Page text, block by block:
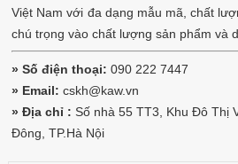
Việt Nam với đa dạng mẫu mã, chất
chú trọng vào chất lượng sản phẩm và
» Số điện thoại: 090 222 7447
» Email: cskh@kaw.vn
» Địa chỉ : Số nhà 55 TT3, Khu Đô Thị
Đông, TP.Hà Nội